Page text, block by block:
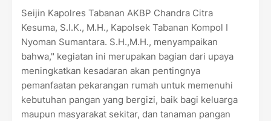
Seijin Kapolres Tabanan AKBP Chandra Citra
Kesuma, S.I.K., M.H., Kapolsek Tabanan Kompol I
Nyoman Sumantara. S.H.,M.H., menyampaikan
bahwa," kegiatan ini merupakan bagian dari upaya
meningkatkan kesadaran akan pentingnya
pemanfaatan pekarangan rumah untuk memenuhi
kebutuhan pangan yang bergizi, baik bagi keluarga
maupun masyarakat sekitar, dan tanaman pangan